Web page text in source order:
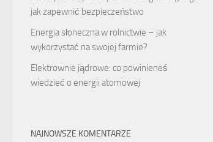
jak zapewnić bezpieczeństwo
Energia słoneczna w rolnictwie – jak
wykorzystać na swojej farmie?
Elektrownie jądrowe: co powinieneś
wiedzieć o energii atomowej
NAJNOWSZE KOMENTARZE